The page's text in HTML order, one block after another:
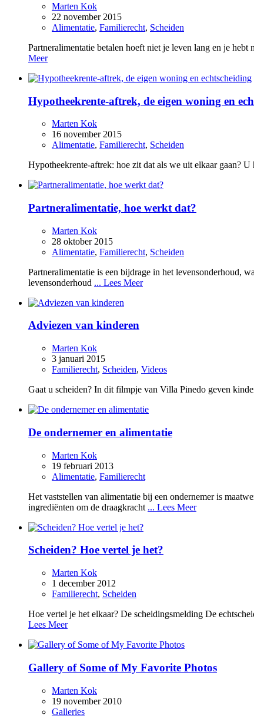
Marten Kok
22 november 2015
Alimentatie, Familierecht, Scheiden
Partneralimentatie betalen hoeft niet je leven lang en je
Meer
Hypotheekrente-aftrek, de eigen woning en
Marten Kok
16 november 2015
Alimentatie, Familierecht, Scheiden
Hypotheekrente-aftrek: hoe zit dat als we uit elkaar gaan?
Partneralimentatie, hoe werkt dat?
Marten Kok
28 oktober 2015
Alimentatie, Familierecht, Scheiden
Partneralimentatie is een bijdrage in het levensonderhoud,
levensonderhoud ... Lees Meer
Adviezen van kinderen
Marten Kok
3 januari 2015
Familierecht, Scheiden, Videos
Gaat u scheiden? In dit filmpje van Villa Pinedo geven
De ondernemer en alimentatie
Marten Kok
19 februari 2013
Alimentatie, Familierecht
Het vaststellen van alimentatie bij een ondernemer is
ingrediënten om de draagkracht ... Lees Meer
Scheiden? Hoe vertel je het?
Marten Kok
1 december 2012
Familierecht, Scheiden
Hoe vertel je het elkaar? De scheidingsmelding De
Lees Meer
Gallery of Some of My Favorite Photos
Marten Kok
19 november 2010
Galleries